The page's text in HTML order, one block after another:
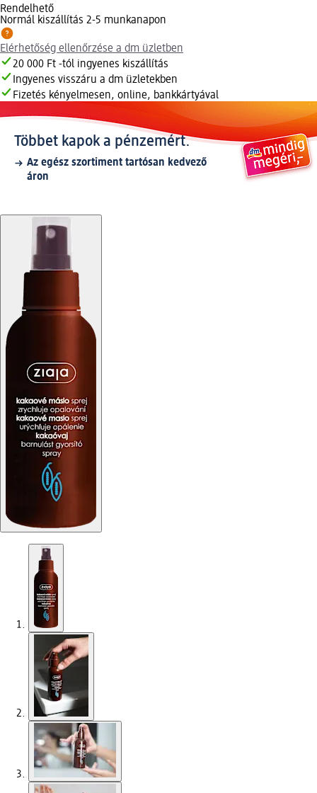
Rendelhető
Normál kiszállítás 2-5 munkanapon
Elérhetőség ellenőrzése a dm üzletben
20 000 Ft -tól ingyenes kiszállítás
Ingyenes visszáru a dm üzletekben
Fizetés kényelmesen, online, bankkártyával
Többet kapok a pénzemért.
Az egész szortiment tartósan kedvező
áron